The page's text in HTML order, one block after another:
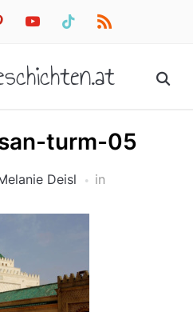
youtube tiktok rss
turm-05
Deisl in